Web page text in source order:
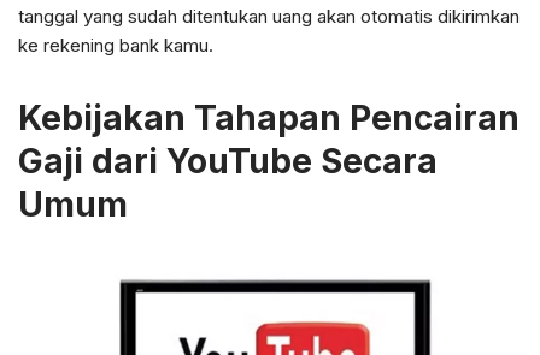
tanggal yang sudah ditentukan uang akan otomatis dikirimkan
ke rekening bank kamu.
Kebijakan Tahapan Pencairan
Gaji dari YouTube Secara
Umum